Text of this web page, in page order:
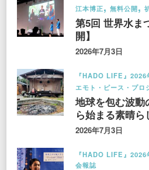
江本博正
無料公開
第5回 世界水ま
開】
2026年7月3日
『HADO LIFE』2026
エモト・ピース・プロ
地球を包む波動
ら始まる素晴ら
2026年7月3日
『HADO LIFE』2026
会報誌